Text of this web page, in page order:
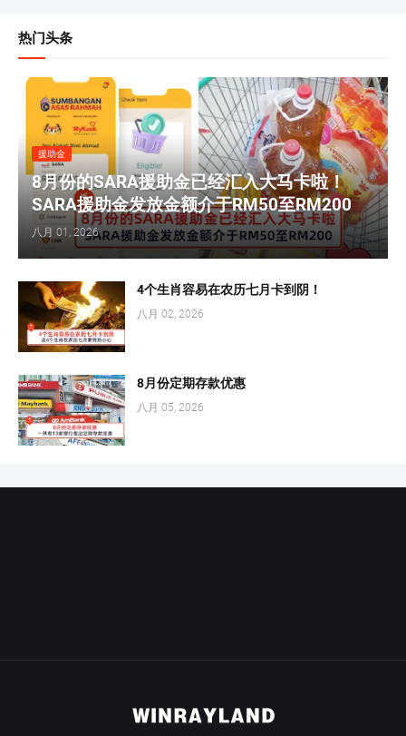
热门头条
援助金
8月份的SARA援助金已经汇入大马卡啦！
SARA援助金发放金额介于RM50至RM200
八月 01, 2026
4个生肖容易在农历七月卡到阴！
八月 02, 2026
8月份定期存款优惠
八月 05, 2026